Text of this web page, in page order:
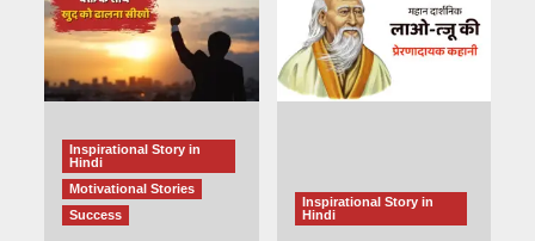
Inspirational Story in
Hindi
Motivational Stories
Success
Inspirational Story in
Hindi